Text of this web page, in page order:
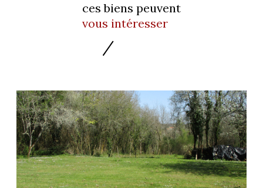
ces biens peuvent
vous intéresser